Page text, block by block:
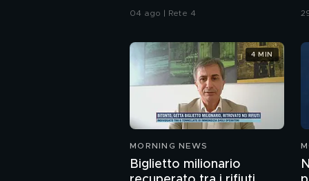
Marotta, Presidente
04 ago | Rete 4
MORNING NEWS
Biglietto milionario
4 MIN